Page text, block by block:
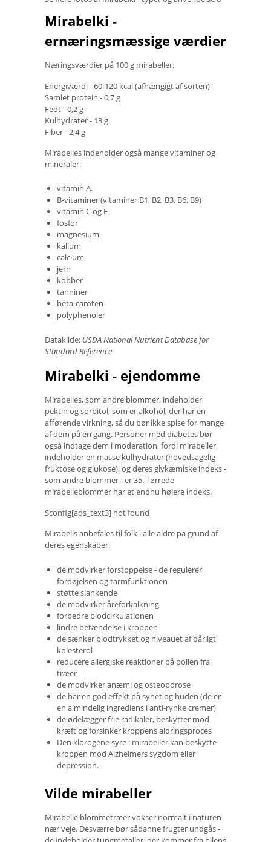
Mirabelki -
ernæringsmæssige værdier
Næringsværdier på 100 g mirabeller:
Energiværdi - 60-120 kcal (afhængigt af sorten)
Samlet protein - 0,7 g
Fedt - 0,2 g
Kulhydrater - 13 g
Fiber - 2,4 g
Mirabelles indeholder også mange vitaminer og
mineraler:
vitamin A.
B-vitaminer (vitaminer B1, B2, B3, B6, B9)
vitamin C og E
fosfor
magnesium
kalium
calcium
jern
kobber
tanniner
beta-caroten
polyphenoler
Datakilde: USDA National Nutrient Database for
Standard Reference
Mirabelki - ejendomme
Mirabelles, som andre blommer, indeholder
pektin og sorbitol, som er alkohol, der har en
afførende virkning, så du bør ikke spise for mange
af dem på én gang. Personer med diabetes bør
også indtage dem i moderation, fordi mirabeller
indeholder en masse kulhydrater (hovedsagelig
fruktose og glukose), og deres glykæmiske indeks -
som andre blommer - er 35. Tørrede
mirabelleblommer har et endnu højere indeks.
$config[ads_text3] not found
Mirabells anbefales til folk i alle aldre på grund af
deres egenskaber:
de modvirker forstoppelse - de regulerer
fordøjelsen og tarmfunktionen
støtte slankende
de modvirker åreforkalkning
forbedre blodcirkulationen
lindre betændelse i kroppen
de sænker blodtrykket og niveauet af dårligt
kolesterol
reducere allergiske reaktioner på pollen fra
træer
de modvirker anæmi og osteoporose
de har en god effekt på synet og huden (de er
en almindelig ingrediens i anti-rynke cremer)
de ødelægger frie radikaler, beskytter mod
kræft og forsinker kroppens aldringsproces
Den klorogene syre i mirabeller kan beskytte
kroppen mod Alzheimers sygdom eller
depression.
Vilde mirabeller
Mirabelle blommetræer vokser normalt i naturen
nær veje. Desværre bør sådanne frugter undgås -